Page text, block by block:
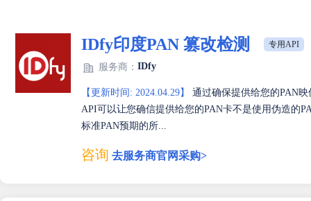
IDfy印度PAN 篡改检测 专用API
服务商： IDfy
【更新时间: 2024.04.29】
通过确保提供给您的PAN
API可以让您确信提供给您的PAN卡不是使用伪造的
标准PAN预期的所...
咨询 去服务商官网采购>